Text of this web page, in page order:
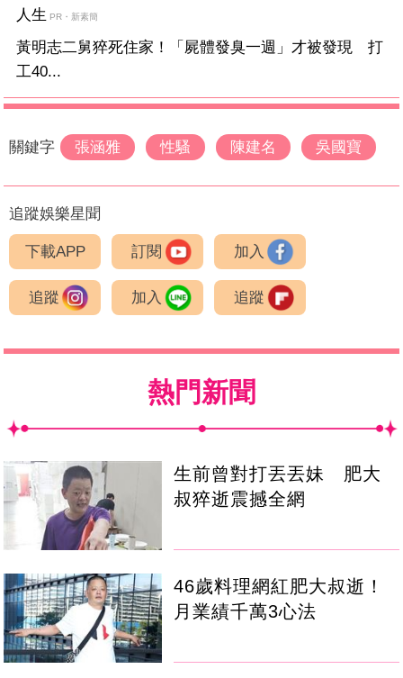
人生 PR・新素簡
黃明志二舅猝死住家！「屍體發臭一週」才被發現 打
工40...
關鍵字 張涵雅 性騷 陳建名 吳國寶
追蹤娛樂星聞
下載APP 訂閱 加入
追蹤 加入 追蹤
熱門新聞
生前曾對打丟丟妹 肥大
叔猝逝震撼全網
46歲料理網紅肥大叔逝！
月業績千萬3心法